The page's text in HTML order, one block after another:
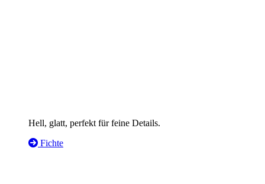
Hell, glatt, perfekt für feine Details.
Fichte